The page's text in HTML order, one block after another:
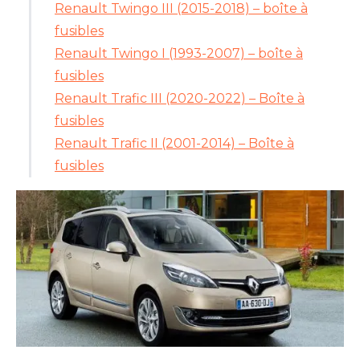
Renault Twingo III (2015-2018) – boîte à
fusibles
Renault Twingo I (1993-2007) – boîte à
fusibles
Renault Trafic III (2020-2022) – Boîte à
fusibles
Renault Trafic II (2001-2014) – Boîte à
fusibles